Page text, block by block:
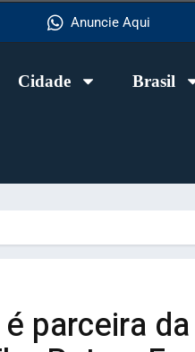
Anuncie Aqui
Cidade Brasil
parceira